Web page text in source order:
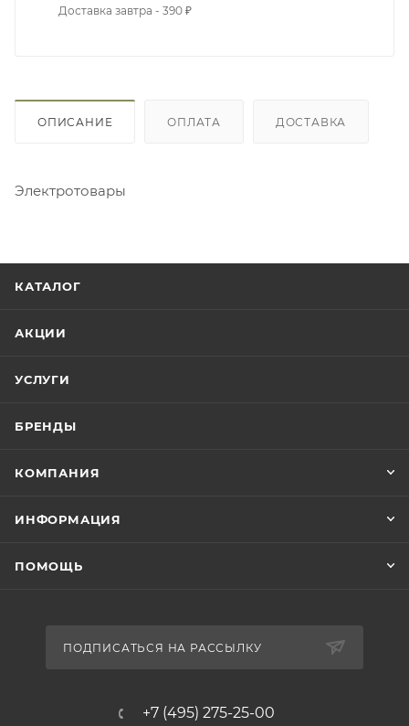
Доставка завтра - 390 ₽
ОПИСАНИЕ ОПЛАТА ДОСТАВКА
Электротовары
КАТАЛОГ
АКЦИИ
УСЛУГИ
БРЕНДЫ
КОМПАНИЯ
ИНФОРМАЦИЯ
ПОМОЩЬ
ПОДПИСАТЬСЯ НА РАССЫЛКУ
+7 (495) 275-25-00